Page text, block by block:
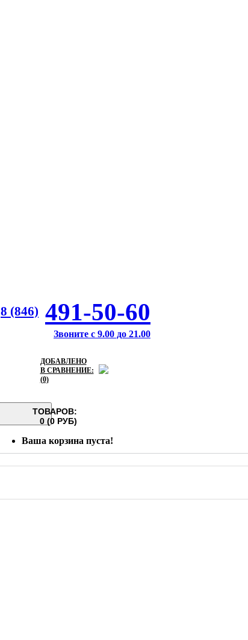
8 (846) 491-50-60
Звоните с 9.00 до 21.00
ДОБАВЛЕНО
В СРАВНЕНИЕ:
(0)
ТОВАРОВ:
0 (0 РУБ)
Ваша корзина пуста!